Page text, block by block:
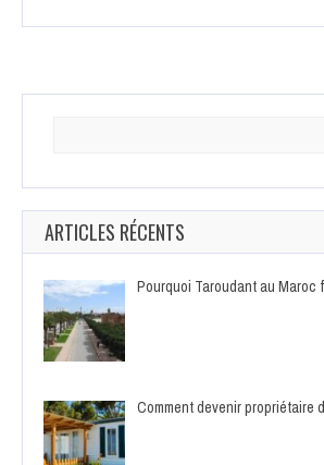
ARTICLES RÉCENTS
Pourquoi Taroudant au Maroc
Comment devenir propriétaire